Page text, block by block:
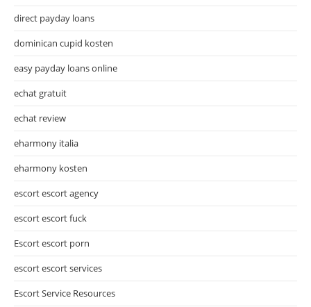
direct payday loans
dominican cupid kosten
easy payday loans online
echat gratuit
echat review
eharmony italia
eharmony kosten
escort escort agency
escort escort fuck
Escort escort porn
escort escort services
Escort Service Resources